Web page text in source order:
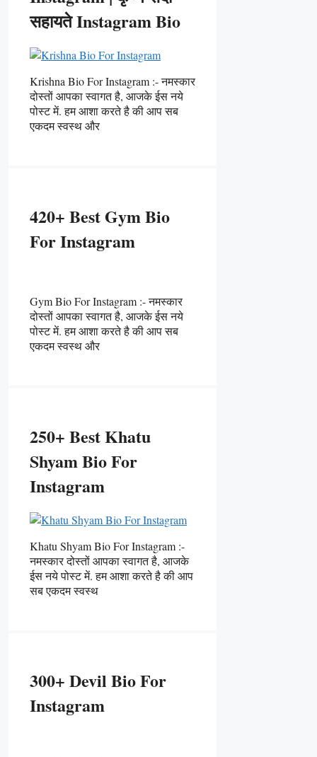
सहायते Instagram Bio
Krishna Bio For Instagram :- नमस्कार
दोस्तों आपका स्वागत है, आजके ईस नये
पोस्ट में. हम आशा करते है की आप सब
एकदम स्वस्थ और
420+ Best Gym Bio
For Instagram
Gym Bio For Instagram :- नमस्कार
दोस्तों आपका स्वागत है, आजके ईस नये
पोस्ट में. हम आशा करते है की आप सब
एकदम स्वस्थ और
250+ Best Khatu
Shyam Bio For
Instagram
Khatu Shyam Bio For Instagram :-
नमस्कार दोस्तों आपका स्वागत है, आजके
ईस नये पोस्ट में. हम आशा करते है की आप
सब एकदम स्वस्थ
300+ Devil Bio For
Instagram